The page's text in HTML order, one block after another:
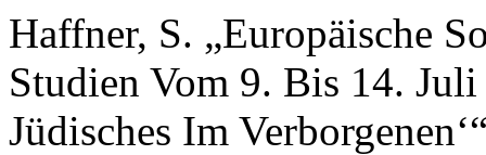
Haffner, S. „Europäische
Studien Vom 9. Bis 14.
Jüdisches Im